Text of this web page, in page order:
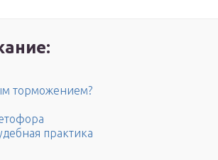
торможением?
практика